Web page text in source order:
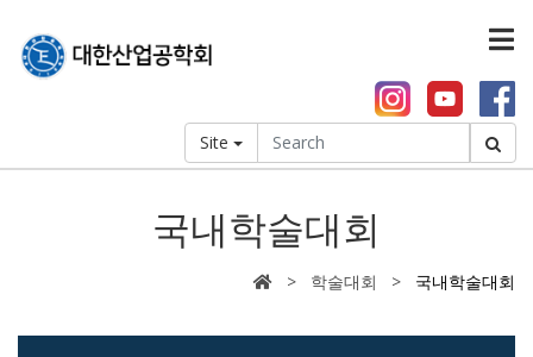
Site
국내학술대회
> 학술대회 > 국내학술대회